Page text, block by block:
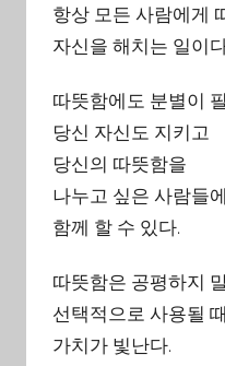
항상 모든 사람에게
자신을 해치는 일이
따뜻함에도 분별이
당신 자신도 지키고
당신의 따뜻함을
나누고 싶은 사람들
함께 할 수 있다.
따뜻함은 공평하지
선택적으로 사용될 때
가치가 빛난다.